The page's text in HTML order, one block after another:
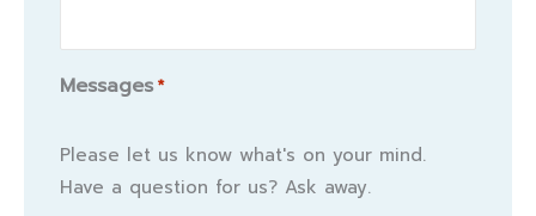
Messages *
Please let us know what's on your mind.
Have a question for us? Ask away.